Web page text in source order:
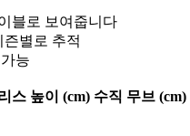
블로 보여줍니다
별로 추적
능
스 높이 (cm) 수직 무브 (cm)